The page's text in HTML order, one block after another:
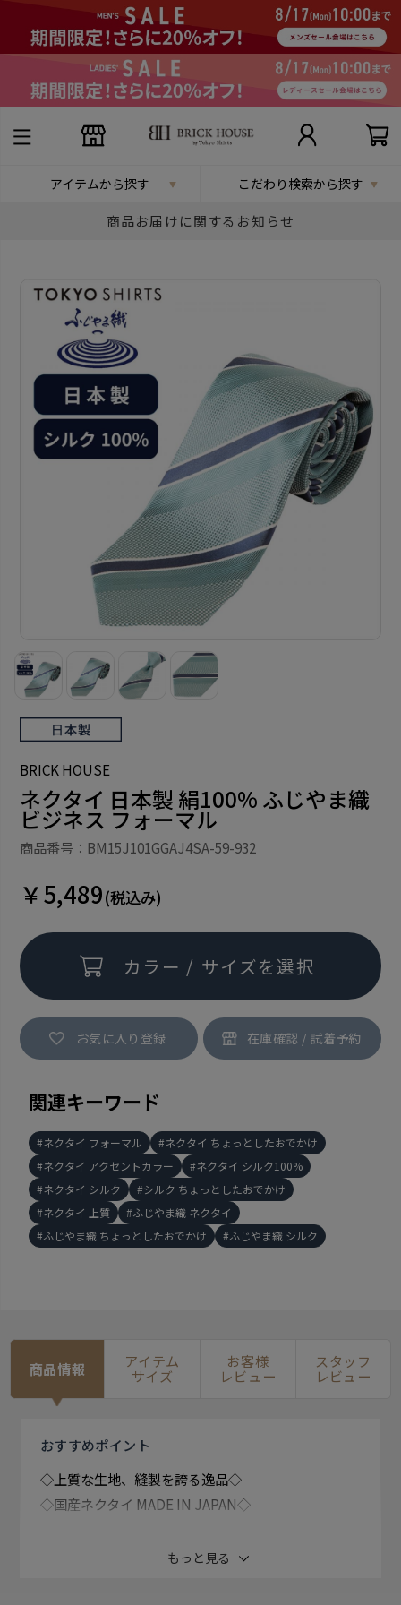
アイテムから探す こだわり検索から探す
商品お届けに関するお知らせ
BRICK HOUSE
ネクタイ 日本製 絹100% ふじやま織
ビジネス フォーマル
商品番号：BM15J101GGAJ4SA-59-932
￥5,489(税込み)
カラー / サイズを選択
お気に入り登録
関連キーワード
ネクタイ フォーマル
ネクタイ ちょっとしたおでかけ
ネクタイ アクセントカラー
ネクタイ シルク100%
ネクタイ シルク
シルク ちょっとしたおでかけ
ネクタイ 上質
ふじやま織 ネクタイ
ふじやま織 ちょっとしたおでかけ
ふじやま織 シルク
商品情報 アイテム
サイズ
お客様
レビュー
スタッフ
レビュー
おすすめポイント
◇上質な生地、縫製を誇る逸品◇
◇国産ネクタイ MADE IN JAPAN◇
富士山の清らかな湧き水の恵み、富士山麓の豊かな 自
もっと見る